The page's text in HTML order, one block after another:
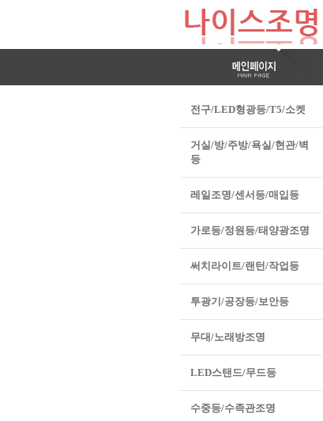
전구/LED형광등/T5/소켓
거실/방/주방/욕실/현관/벽
등
레일조명/센서등/매입등
가로등/정원등/태양광조명
써치라이트/랜턴/작업등
투광기/공장등/보안등
무대/노래방조명
LED스탠드/무드등
수중등/수족관조명